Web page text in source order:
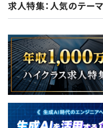
有期雇用
契約更新の有無・契約期
あり(3カ月)
契約更新の判断基準
契約期間満了時の業務量
求人特集：人気のテー